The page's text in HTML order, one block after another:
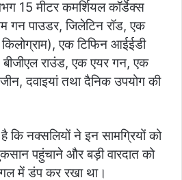
15 मीटर कमर्शियल कॉर्डेक्स
गन पाउडर, जिलेटिन रॉड, एक
एक टिफिन आईईडी
राउंड, एक एयर गन, एक
दवाइयां तथा दैनिक उपयोग की
है कि नक्सलियों ने इन सामग्रियों को
पहुंचाने और बड़ी वारदात को
में डंप कर रखा था।